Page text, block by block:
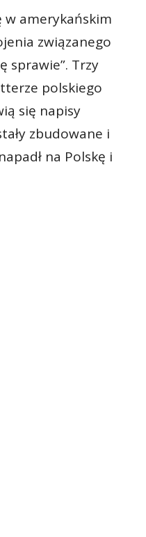
w amerykańskim
związanego
sprawie”. Trzy
polskiego
się napisy
zbudowane i
na Polskę i